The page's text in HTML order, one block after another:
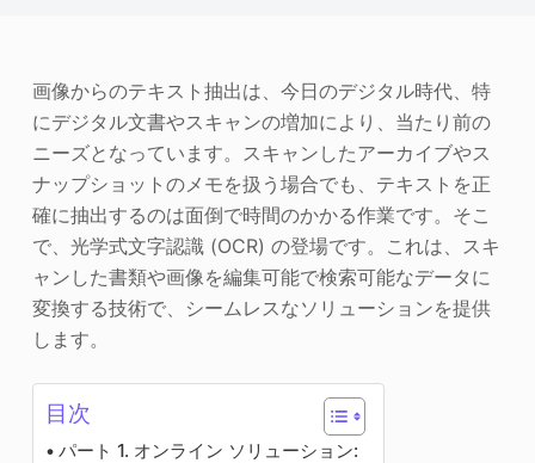
画像の著作権
画像からのテキスト抽出は、今日のデジタル時代、特
にデジタル文書やスキャンの増加により、当たり前の
ニーズとなっています。スキャンしたアーカイブやス
ナップショットのメモを扱う場合でも、テキストを正
確に抽出するのは面倒で時間のかかる作業です。そこ
で、光学式文字認識 (OCR) の登場です。これは、スキ
ャンした書類や画像を編集可能で検索可能なデータに
変換する技術で、シームレスなソリューションを提供
します。
目次
パート 1. オンライン ソリューション: